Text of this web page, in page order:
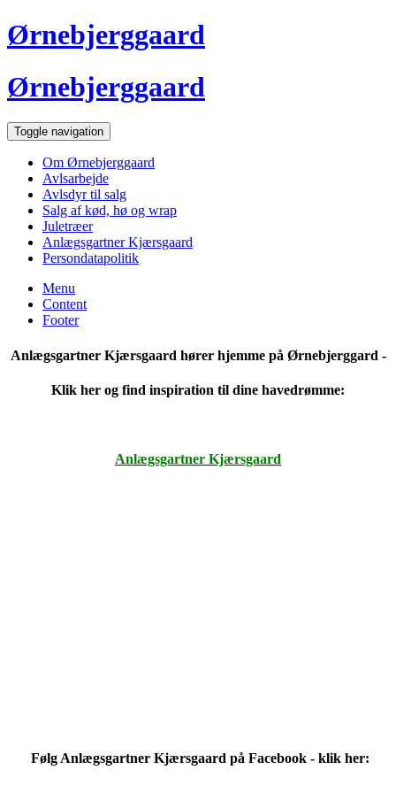
Ørnebjerggaard
Ørnebjerggaard
Toggle navigation
Om Ørnebjerggaard
Avlsarbejde
Avlsdyr til salg
Salg af kød, hø og wrap
Juletræer
Anlægsgartner Kjærsgaard
Persondatapolitik
Menu
Content
Footer
Anlægsgartner Kjærsgaard hører hjemme på Ørnebjerggard -
Klik her og find inspiration til dine havedrømme:
Anlægsgartner Kjærsgaard
Følg Anlægsgartner Kjærsgaard på Facebook - klik her: